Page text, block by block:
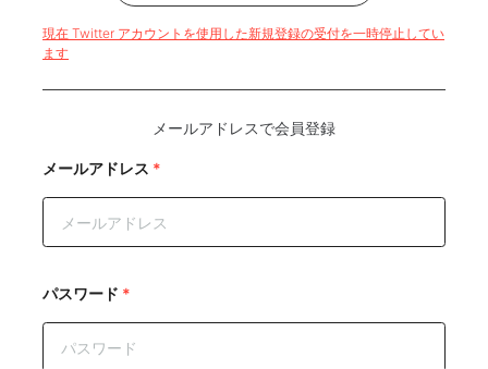
現在 Twitter アカウントを使用した新規登録の受付を一時停止してい
ます
メールアドレスで会員登録
メールアドレス *
パスワード *